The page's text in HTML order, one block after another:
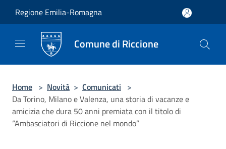
Regione Emilia-Romagna
Comune di Riccione
Home > Novità > Comunicati >
Da Torino, Milano e Valenza, una storia di vacanze e
amicizia che dura 50 anni premiata con il titolo di
“Ambasciatori di Riccione nel mondo”